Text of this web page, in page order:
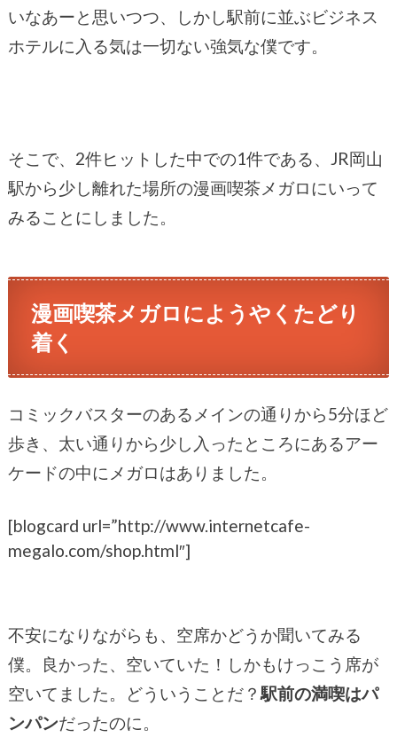
いなあーと思いつつ、しかし駅前に並ぶビジネス
ホテルに入る気は一切ない強気な僕です。
そこで、2件ヒットした中での1件である、JR岡山
駅から少し離れた場所の漫画喫茶メガロにいって
みることにしました。
漫画喫茶メガロにようやくたどり
着く
コミックバスターのあるメインの通りから5分ほど
歩き、太い通りから少し入ったところにあるアー
ケードの中にメガロはありました。
[blogcard url=”http://www.internetcafe-
megalo.com/shop.html″]
不安になりながらも、空席かどうか聞いてみる
僕。良かった、空いていた！しかもけっこう席が
空いてました。どういうことだ？駅前の満喫はパ
ンパンだったのに。